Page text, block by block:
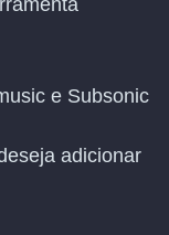
e Subsonic
adicionar